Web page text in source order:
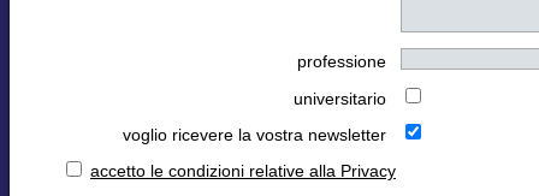
professione
universitario
voglio ricevere la vostra newsletter
accetto le condizioni relative alla Privacy